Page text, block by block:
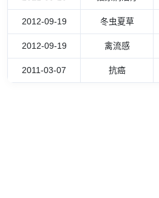
2012-09-19 冬虫夏草
2012-09-19 禽流感
2011-03-07 抗癌